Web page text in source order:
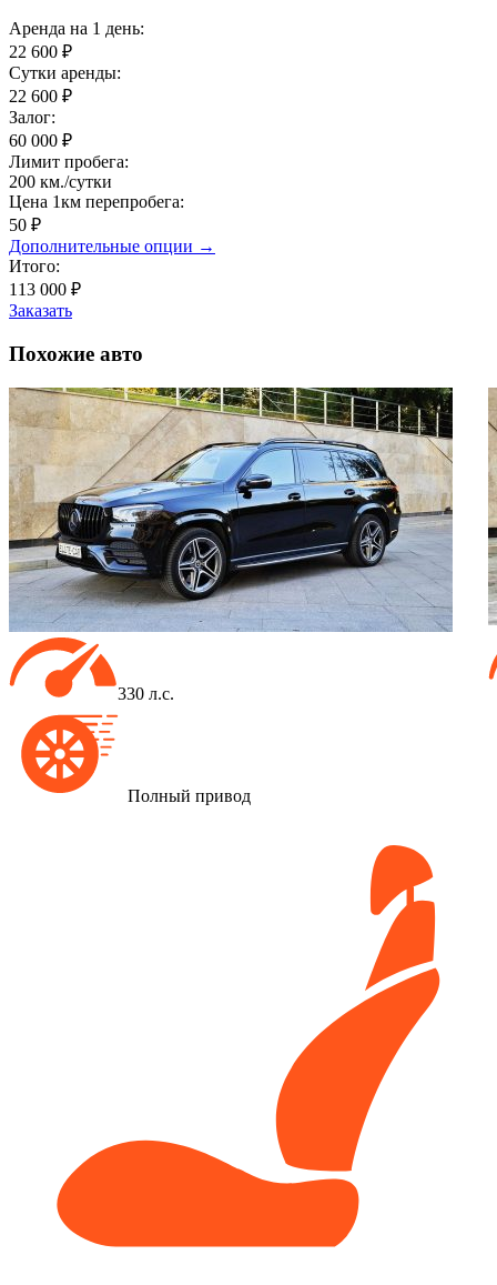
Аренда на 1 день:
22 600 ₽
Сутки аренды:
22 600 ₽
Залог:
60 000 ₽
Лимит пробега:
200 км./cутки
Цена 1км перепробега:
50 ₽
Дополнительные опции →
Итого:
113 000 ₽
Заказать
Похожие авто
330 л.с.
Полный привод